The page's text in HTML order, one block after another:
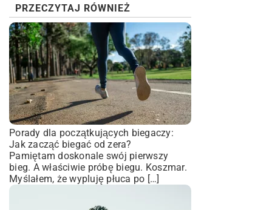
PRZECZYTAJ RÓWNIEŻ
Porady dla początkujących biegaczy:
Jak zacząć biegać od zera?
Pamiętam doskonale swój pierwszy
bieg. A właściwie próbę biegu. Koszmar.
Myślałem, że wypluję płuca po […]